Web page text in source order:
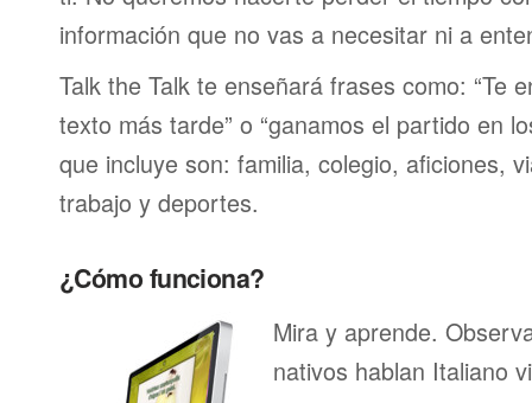
información que no vas a necesitar ni a
Talk the Talk te enseñará frases como: “Te
texto más tarde” o “ganamos el partido en
que incluye son: familia, colegio, aficiones,
trabajo y deportes.
¿Cómo funciona?
Mira y aprende.
nativos hablan Italiano